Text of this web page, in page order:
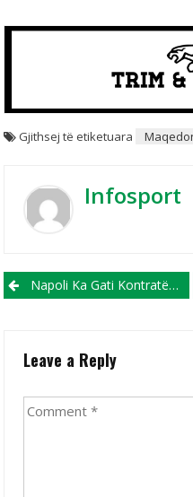
Gjithsej të etiketuara
Infosport
Post navigation
Napoli Ka Gati Kontratën Dhe Pagën E Re Për Amir Rrahmanin!
Leave a Reply